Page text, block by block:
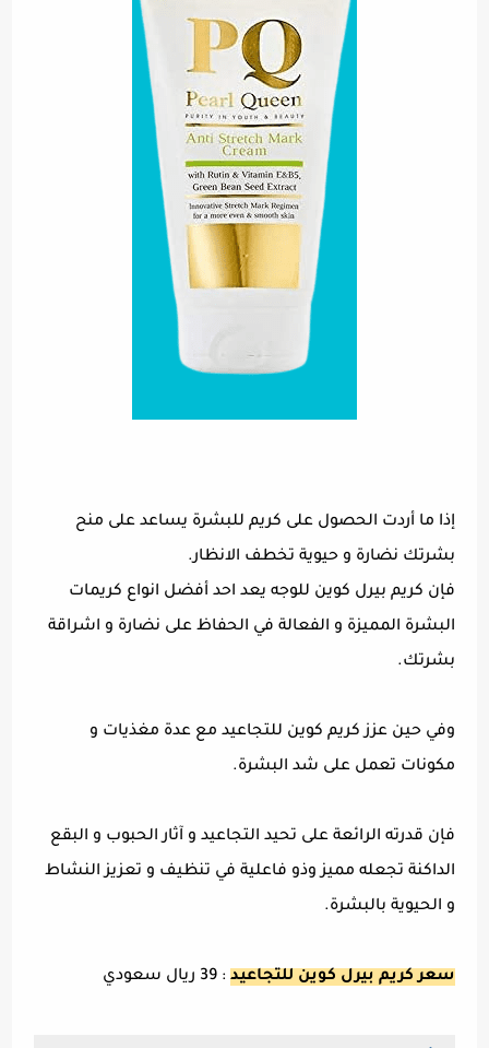
إذا ما أردت الحصول على كريم للبشرة يساعد على منح
بشرتك نضارة و حيوية تخطف الانظار.
فإن كريم بيرل كوين للوجه يعد احد أفضل انواع كريمات
البشرة المميزة و الفعالة في الحفاظ على نضارة و اشراقة
بشرتك.
وفي حين عزز كريم كوين للتجاعيد مع عدة مغذيات و
مكونات تعمل على شد البشرة.
فإن قدرته الرائعة على تحيد التجاعيد و آثار الحبوب و البقع
الداكنة تجعله مميز وذو فاعلية في تنظيف و تعزيز النشاط
و الحيوية بالبشرة.
سعر كريم بيرل كوين للتجاعيد : 39 ريال سعودي